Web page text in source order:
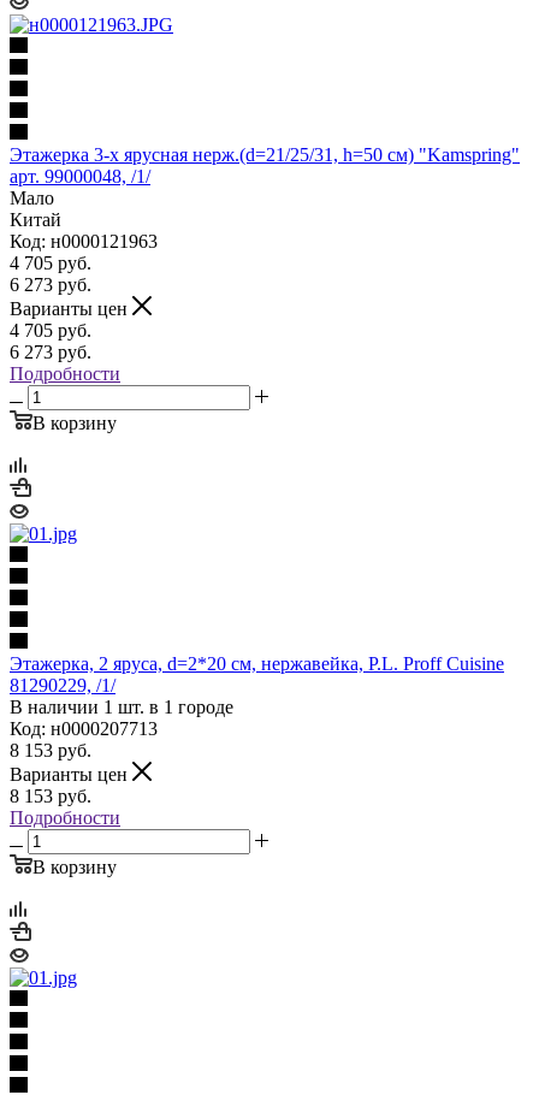
Этажерка 3-х ярусная нерж.(d=21/25/31, h=50 cм) "Kamspring"
арт. 99000048, /1/
Мало
Китай
Код: н0000121963
4 705 руб.
6 273 руб.
Варианты цен
4 705 руб.
6 273 руб.
Подробности
В корзину
Этажерка, 2 яруса, d=2*20 см, нержавейка, P.L. Proff Cuisine
81290229, /1/
В наличии 1 шт. в 1 городе
Код: н0000207713
8 153 руб.
Варианты цен
8 153 руб.
Подробности
В корзину